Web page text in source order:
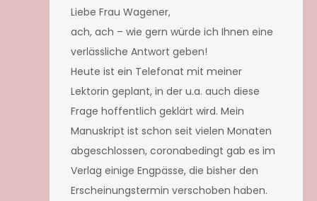
Liebe Frau Wagener,
ach, ach – wie gern würde ich Ihnen eine
verlässliche Antwort geben!
Heute ist ein Telefonat mit meiner
Lektorin geplant, in der u.a. auch diese
Frage hoffentlich geklärt wird. Mein
Manuskript ist schon seit vielen Monaten
abgeschlossen, coronabedingt gab es im
Verlag einige Engpässe, die bisher den
Erscheinungstermin verschoben haben.